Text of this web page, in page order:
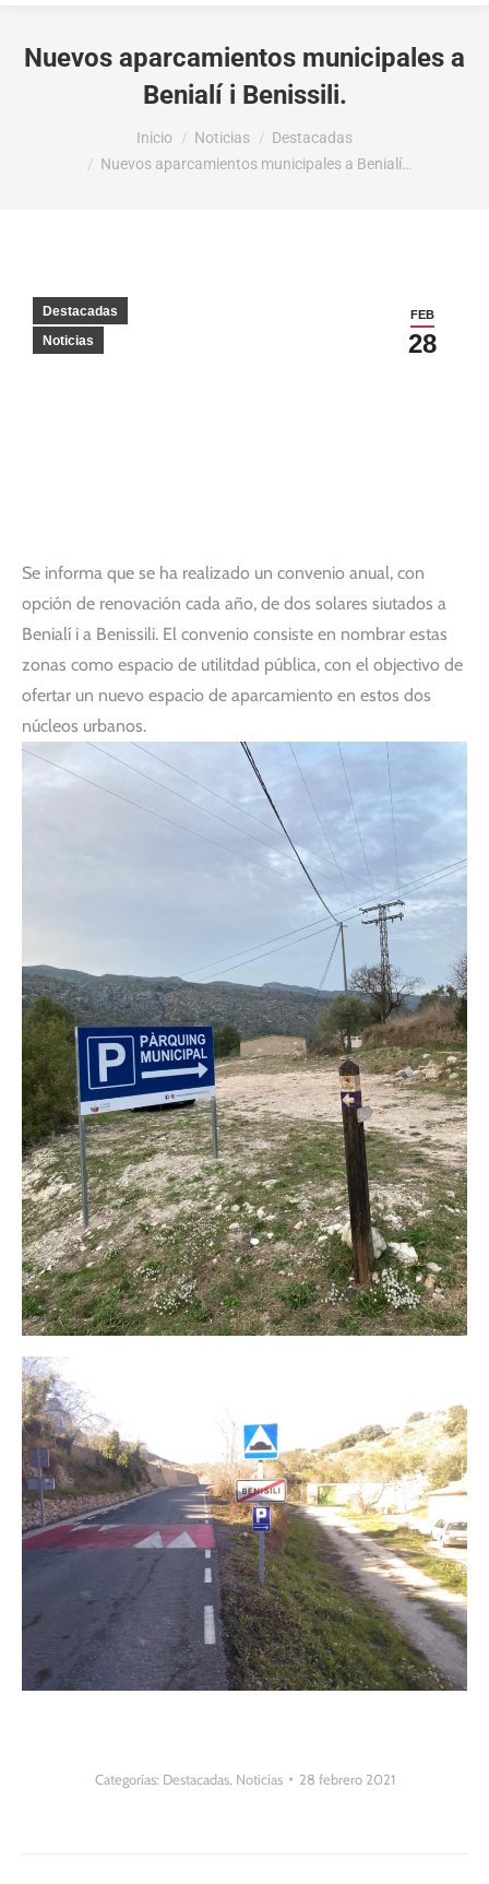
Nuevos aparcamientos municipales a
Benialí i Benissili.
Inicio Noticias
Destacadas
Nuevos aparcamientos municipales a Benialí…
FEB
28
Destacadas
Noticias
Se informa que se ha realizado un convenio anual, con
opción de renovación cada año, de dos solares siutados a
Benialí i a Benissili. El convenio consiste en nombrar estas
zonas como espacio de utilitdad pública, con el objectivo de
ofertar un nuevo espacio de aparcamiento en estos dos
núcleos urbanos.
Categorías: Destacadas, Noticias 28 febrero 2021